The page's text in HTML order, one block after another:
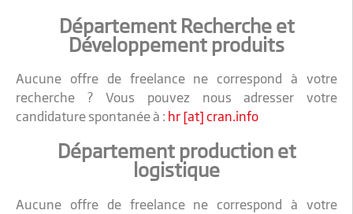
Département Recherche et
Développement produits
Aucune offre de freelance ne correspond à votre
recherche ? Vous pouvez nous adresser votre
candidature spontanée à : hr [at] cran.info
Département production et
logistique
Aucune offre de freelance ne correspond à votre